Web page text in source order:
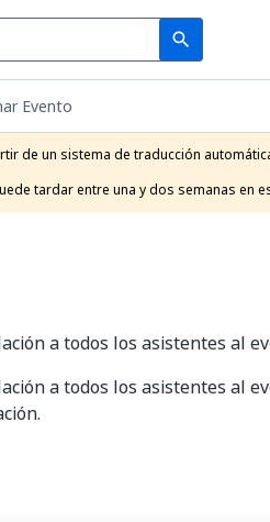
search
Search
Evento
de un sistema de traducción
tardar entre una y dos semanas en
a todos los asistentes al
a todos los asistentes al